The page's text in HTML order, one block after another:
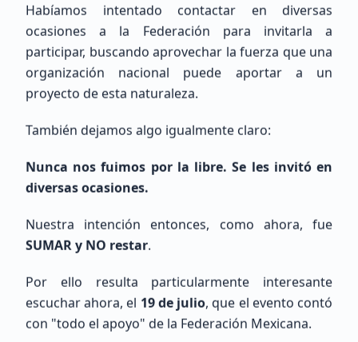
México, CDMX, Ciudad de México
PedroBasañez De La Torre
Principiante (SWL / Aspirante)
México, Estado de México, Naucalpan de Juárez
Habíamos intentado contactar en diversas
ocasiones a la Federación para invitarla a
participar, buscando aprovechar la fuerza que una
organización nacional puede aportar a un
proyecto de esta naturaleza.
También dejamos algo igualmente claro:
Nunca nos fuimos por la libre. Se les invitó en
diversas ocasiones.
Nuestra intención entonces, como ahora, fue
SUMAR y NO restar.
Por ello resulta particularmente interesante
escuchar ahora, el 19 de julio, que el evento contó
con "todo el apoyo" de la Federación Mexicana.